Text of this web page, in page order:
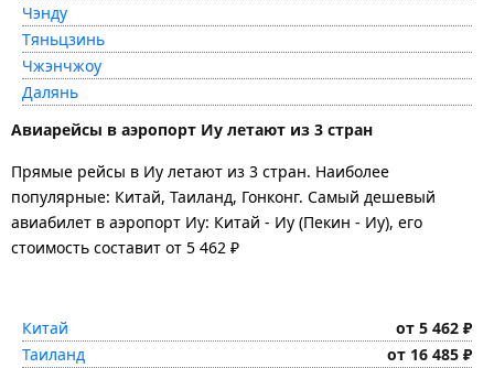
Чэнду
Тяньцзинь
Чжэнчжоу
Далянь
Авиарейсы в аэропорт Иу летают из 3 стран
Прямые рейсы в Иу летают из 3 стран. Наиболее
популярные: Китай, Таиланд, Гонконг. Самый дешевый
авиабилет в аэропорт Иу: Китай - Иу (Пекин - Иу), его
стоимость составит от 5 462 ₽
Китай
от 5 462 ₽
Таиланд
от 16 485 ₽